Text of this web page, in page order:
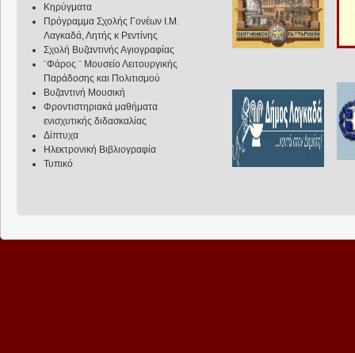
Κηρύγματα
Πρόγραμμα Σχολής Γονέων Ι.Μ.
Λαγκαδά, Λητής κ Ρεντίνης
Σχολή Βυζαντινής Αγιογραφίας
¨Φάρος ¨ Μουσείο Λειτουργικής
Παράδοσης και Πολιτισμού
Βυζαντινή Μουσική
Φροντιστηριακά μαθήματα
ενισχυτικής διδασκαλίας
Δίπτυχα
Ηλεκτρονική Βιβλιογραφία
Τυπικό